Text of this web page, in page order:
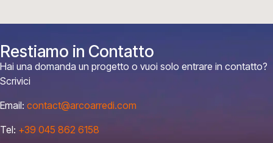
Restiamo in Contatto
Hai una domanda un progetto o vuoi solo entrare in contatto?
Scrivici
Email: contact@arcoarredi.com
Tel: +39 045 862 6158